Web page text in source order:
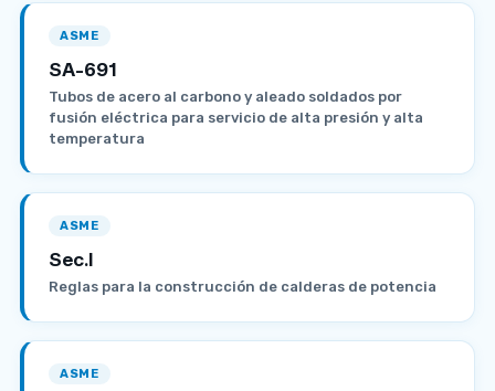
ASME
SA-691
Tubos de acero al carbono y aleado soldados por
fusión eléctrica para servicio de alta presión y alta
temperatura
ASME
Sec.I
Reglas para la construcción de calderas de potencia
ASME